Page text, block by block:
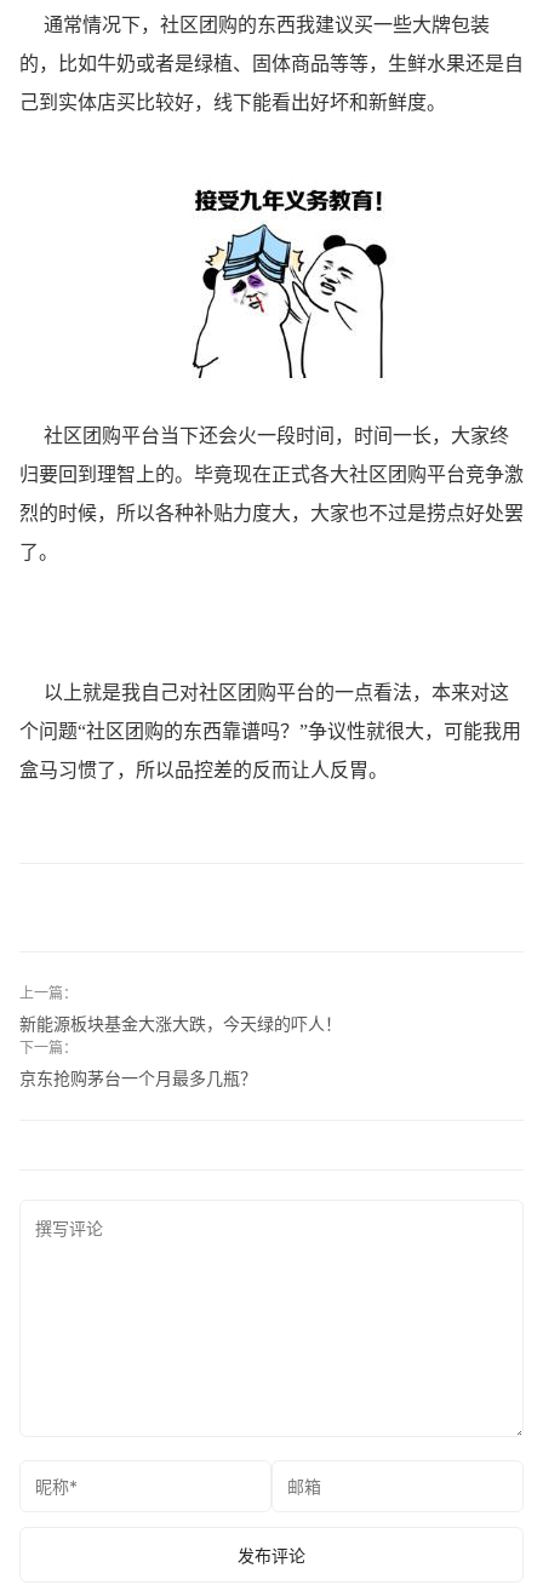
通常情况下，社区团购的东西我建议买一些大牌包装
的，比如牛奶或者是绿植、固体商品等等，生鲜水果还是自
己到实体店买比较好，线下能看出好坏和新鲜度。
社区团购平台当下还会火一段时间，时间一长，大家终
归要回到理智上的。毕竟现在正式各大社区团购平台竞争激
烈的时候，所以各种补贴力度大，大家也不过是捞点好处罢
了。
以上就是我自己对社区团购平台的一点看法，本来对这
个问题“社区团购的东西靠谱吗？”争议性就很大，可能我用
盒马习惯了，所以品控差的反而让人反胃。
上一篇：
新能源板块基金大涨大跌，今天绿的吓人！
下一篇：
京东抢购茅台一个月最多几瓶？